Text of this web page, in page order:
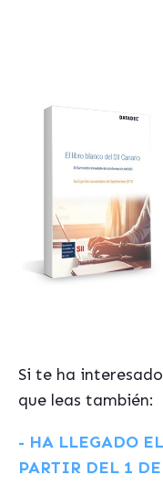
Si te ha
que leas también:
- HA LLEGADO
PARTIR DEL 1